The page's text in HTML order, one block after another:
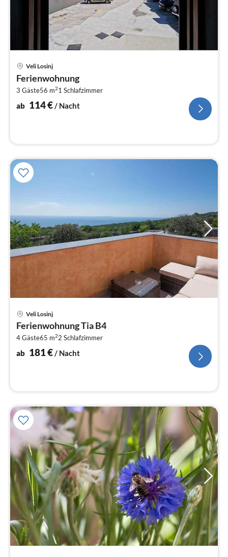
Veli Losinj
Ferienwohnung
3 Gäste56 m21 Schlafzimmer
ab 114€/ Nacht
Veli Losinj
Ferienwohnung Tia B4
4 Gäste65 m22 Schlafzimmer
ab 181€/ Nacht